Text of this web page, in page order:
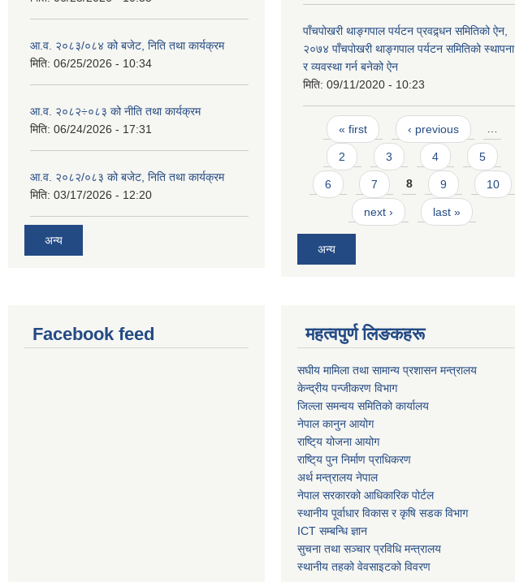
आ.व. २०८३/०८४ को बजेट, निति तथा कार्यक्रम
मिति: 06/25/2026 - 10:34
आ.व. २०८२÷०८३ को नीति तथा कार्यक्रम
मिति: 06/24/2026 - 17:31
आ.व. २०८२/०८३ को बजेट, निति तथा कार्यक्रम
मिति: 03/17/2026 - 12:20
अन्य
पाँचपोखरी थाङ्गपाल पर्यटन प्रवद्र्धन समितिको ऐन,
२०७४ पाँचपोखरी थाङ्गपाल पर्यटन समितिको स्थापना
र व्यवस्था गर्न बनेको ऐन
मिति: 09/11/2020 - 10:23
Pages
« first ‹ previous …
2 3 4 5
6 7 8 9 10
next › last »
अन्य
Facebook feed महत्वपुर्ण लिङकहरू
स‌घीय मामिला तथा सामान्य प्रशासन मन्त्रालय
केन्द्रीय पन्जीकरण विभाग
जिल्ला समन्वय समितिको कार्यालय
नेपाल कानुन आयोग
राष्टि्य योजना आयोग
राष्टि्य पुन निर्माण प्राधिकरण
अर्थ मन्त्रालय नेपाल
नेपाल सरकारको आधिकारिक पोर्टल
स्थानीय पूर्वाधार विकास र कृषि सडक विभाग
ICT सम्बन्धि ज्ञान
सुचना तथा सञ्चार प्रविधि मन्त्रालय
स्थानीय तहको वेवसाइटको विवरण